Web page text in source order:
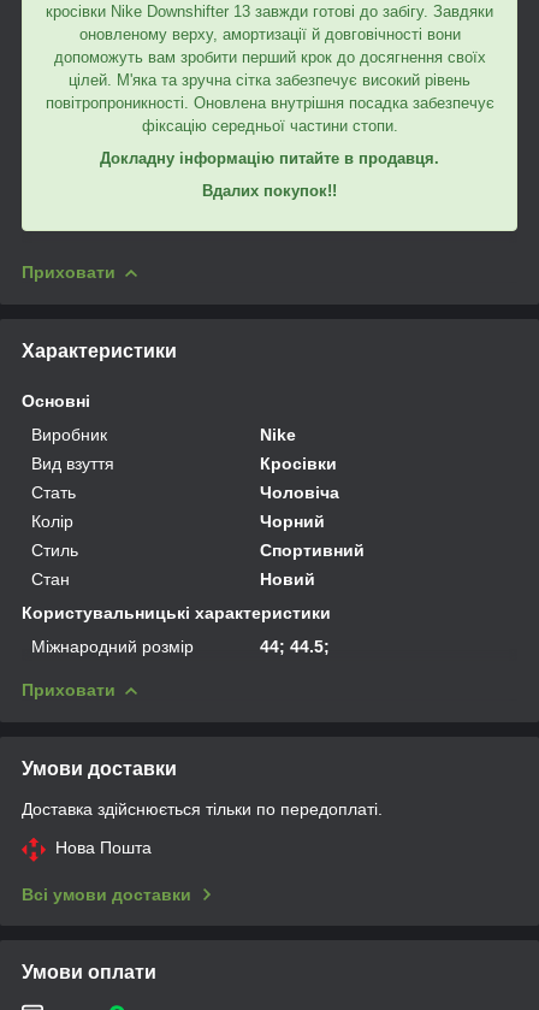
кросівки Nike Downshifter 13 завжди готові до забігу. Завдяки
оновленому верху, амортизації й довговічності вони
допоможуть вам зробити перший крок до досягнення своїх
цілей. М'яка та зручна сітка забезпечує високий рівень
повітропроникності. Оновлена внутрішня посадка забезпечує
фіксацію середньої частини стопи.
Докладну інформацію питайте в продавця.
Вдалих покупок!!
Приховати
Характеристики
Основні
Виробник
Nike
Вид взуття
Кросівки
Стать
Чоловіча
Колір
Чорний
Стиль
Спортивний
Стан
Новий
Користувальницькі характеристики
Міжнародний розмір
44; 44.5;
Приховати
Умови доставки
Доставка здійснюється тільки по передоплаті.
Нова Пошта
Всі умови доставки
Умови оплати